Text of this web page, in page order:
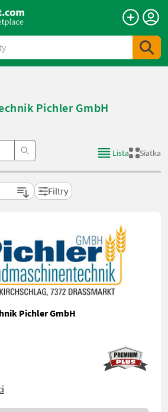
Pichler GmbH
Lista
Siatka
Filtry
Pichler GmbH